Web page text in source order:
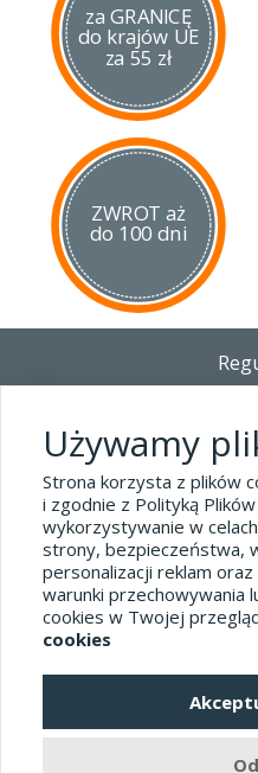
za GRANICĘ
do krajów UE
za 55 zł
ZWROT aż
do 100 dni
Polityka
Dane
tel.32
pełna
Używamy
Strona korzysta z plików
i zgodnie z Polityką
wykorzystywanie w
strony, bezpieczeństwa,
personalizacji reklam
warunki przechowywania
cookies w Twojej
cookies